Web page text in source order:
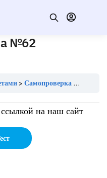
№62
Самопроверка урока №62 (эндокринология)
на наш сайт